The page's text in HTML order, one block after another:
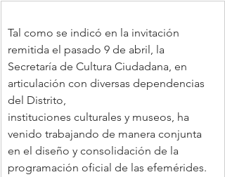
Tal como se indicó en la invitación
remitida el pasado 9 de abril, la
Secretaría de Cultura Ciudadana, en
articulación con diversas dependencias
del Distrito,
instituciones culturales y museos, ha
venido trabajando de manera conjunta
en el diseño y consolidación de la
programación oficial de las efemérides.